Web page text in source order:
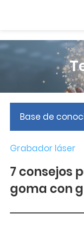
Base de
Grabador láser
7 consejos
goma con